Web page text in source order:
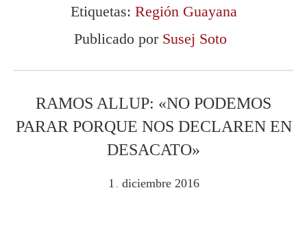
Etiquetas: Región Guayana
Publicado por Susej Soto
RAMOS ALLUP: «NO PODEMOS
PARAR PORQUE NOS DECLAREN EN
DESACATO»
1 . diciembre 2016